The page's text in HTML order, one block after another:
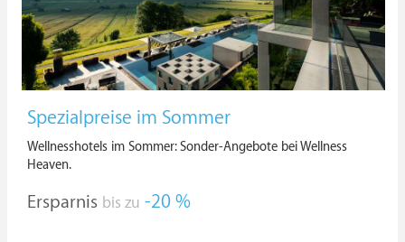
Spezialpreise im Sommer
Wellnesshotels im Sommer: Sonder-Angebote bei Wellness
Heaven.
Ersparnis bis zu -20 %